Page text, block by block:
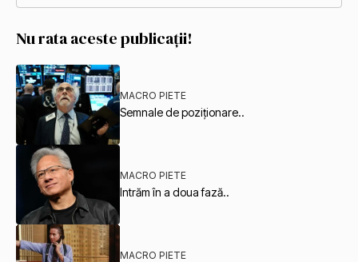
Nu rata aceste publicații!
MACRO PIETE
Semnale de poziționare..
MACRO PIETE
Intrăm în a doua fază..
MACRO PIETE